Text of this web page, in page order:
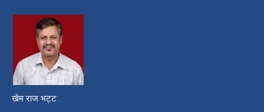
खेम राज भट्ट